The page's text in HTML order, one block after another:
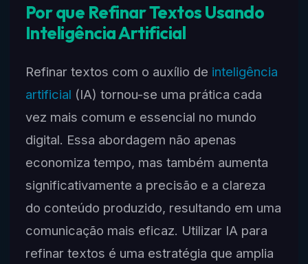
Por que Refinar Textos Usando
Inteligência Artificial
Refinar textos com o auxílio de inteligência
artificial (IA) tornou-se uma prática cada
vez mais comum e essencial no mundo
digital. Essa abordagem não apenas
economiza tempo, mas também aumenta
significativamente a precisão e a clareza
do conteúdo produzido, resultando em uma
comunicação mais eficaz. Utilizar IA para
refinar textos é uma estratégia que amplia